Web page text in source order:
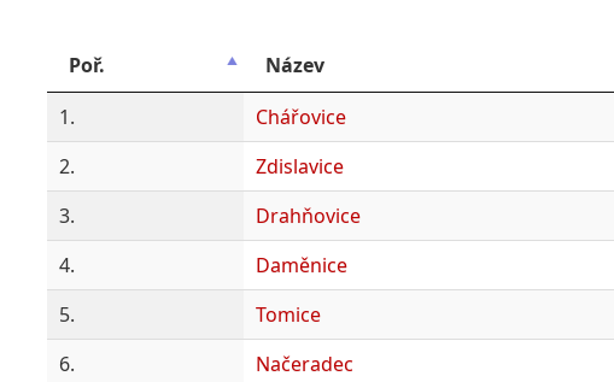
Poř.
Název
1.
Chářovice
2.
Zdislavice
3.
Drahňovice
4.
Daměnice
5.
Tomice
6.
Načeradec